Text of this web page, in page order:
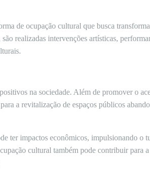
de ocupação cultural que busca
realizadas intervenções artísticas,
na sociedade. Além de promover o
a revitalização de espaços públicos
ter impactos econômicos, impulsionando o
cultural também pode contribuir